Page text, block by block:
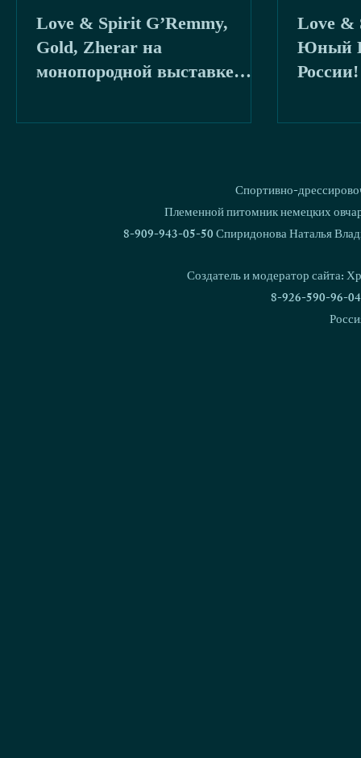
буря 2020
Love & Spirit G’Remmy,
Gold, Zherar на
монопородной выставке
Love &
Юный
России!
Спортивно-
Племенной питомник немецких
8-909-943-05-50 Спиридонова Наталья
Создатель и модератор сайта:
8-926-590-96-